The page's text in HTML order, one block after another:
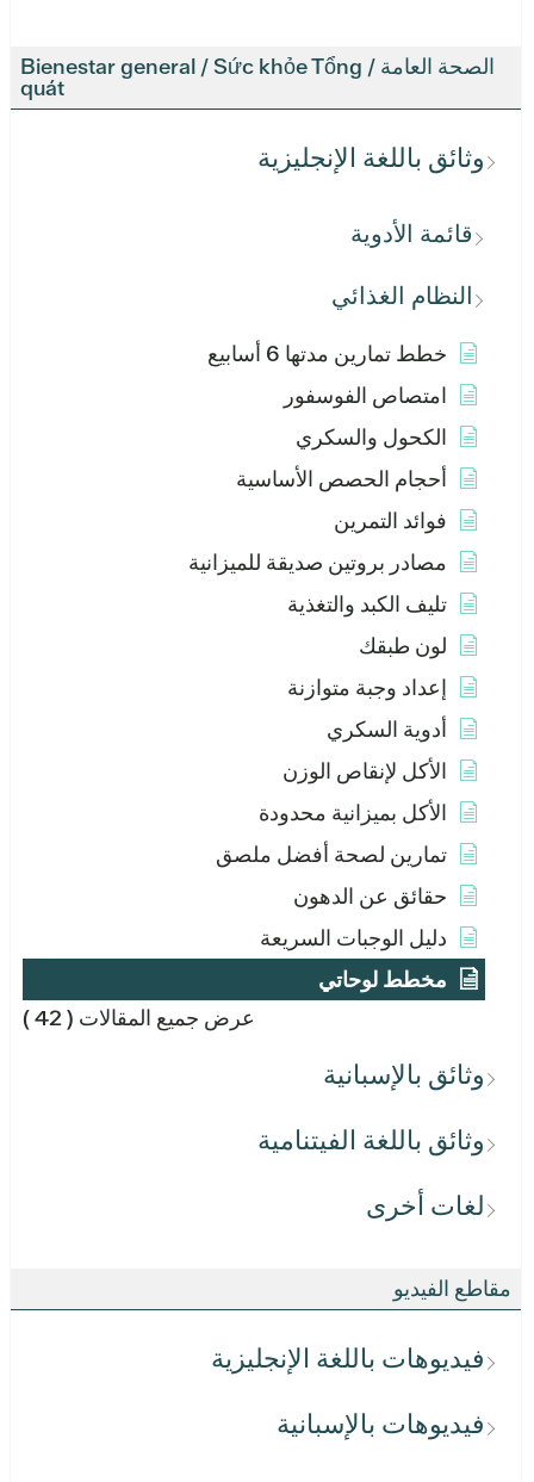
الصحة العامة / Bienestar general / Sức khỏe Tổng
quát
وثائق باللغة الإنجليزية
قائمة الأدوية
النظام الغذائي
خطط تمارين مدتها 6 أسابيع
امتصاص الفوسفور
الكحول والسكري
أحجام الحصص الأساسية
فوائد التمرين
مصادر بروتين صديقة للميزانية
تليف الكبد والتغذية
لون طبقك
إعداد وجبة متوازنة
أدوية السكري
الأكل لإنقاص الوزن
الأكل بميزانية محدودة
تمارين لصحة أفضل ملصق
حقائق عن الدهون
دليل الوجبات السريعة
مخطط لوحاتي
عرض جميع المقالات ( 42 )
وثائق بالإسبانية
وثائق باللغة الفيتنامية
لغات أخرى
مقاطع الفيديو
فيديوهات باللغة الإنجليزية
فيديوهات بالإسبانية